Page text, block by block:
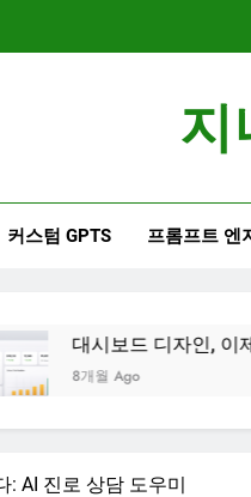
지
커스텀 GPTS 프롬프트 엔
자인, 이제는 ‘많이’가 아니
: AI 진로 상담 도우미